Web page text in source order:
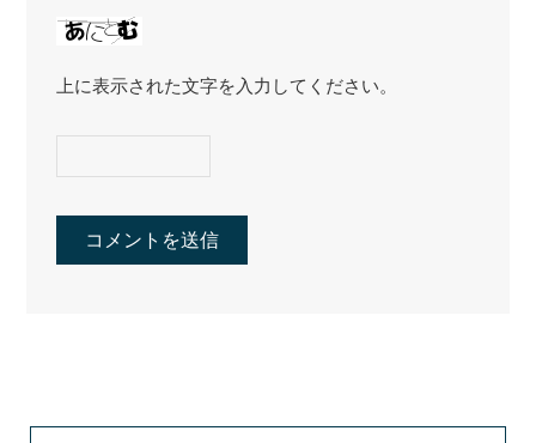
上に表示された文字を入力してください。